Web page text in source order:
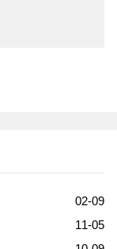
02-09
11-05